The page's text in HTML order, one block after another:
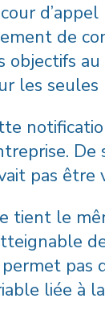
de
objectifs
les
pas être
tient le
pas
liée à